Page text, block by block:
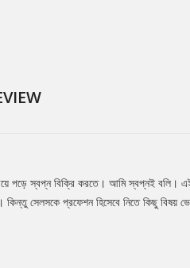
পড়ে স্বপ্ন বিক্রি করতে। আমি স্বপ্নই বলি।
সেলসকে প্রফেশন হিসেবে নিতে কিছু বিষয়